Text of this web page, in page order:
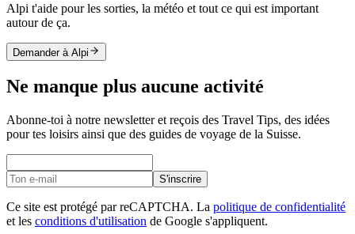
Alpi t'aide pour les sorties, la météo et tout ce qui est important
autour de ça.
Demander à Alpi
Ne manque plus aucune activité
Abonne-toi à notre newsletter et reçois des Travel Tips, des idées
pour tes loisirs ainsi que des guides de voyage de la Suisse.
S'inscrire
Ce site est protégé par reCAPTCHA. La politique de confidentialité
et les conditions d'utilisation de Google s'appliquent.